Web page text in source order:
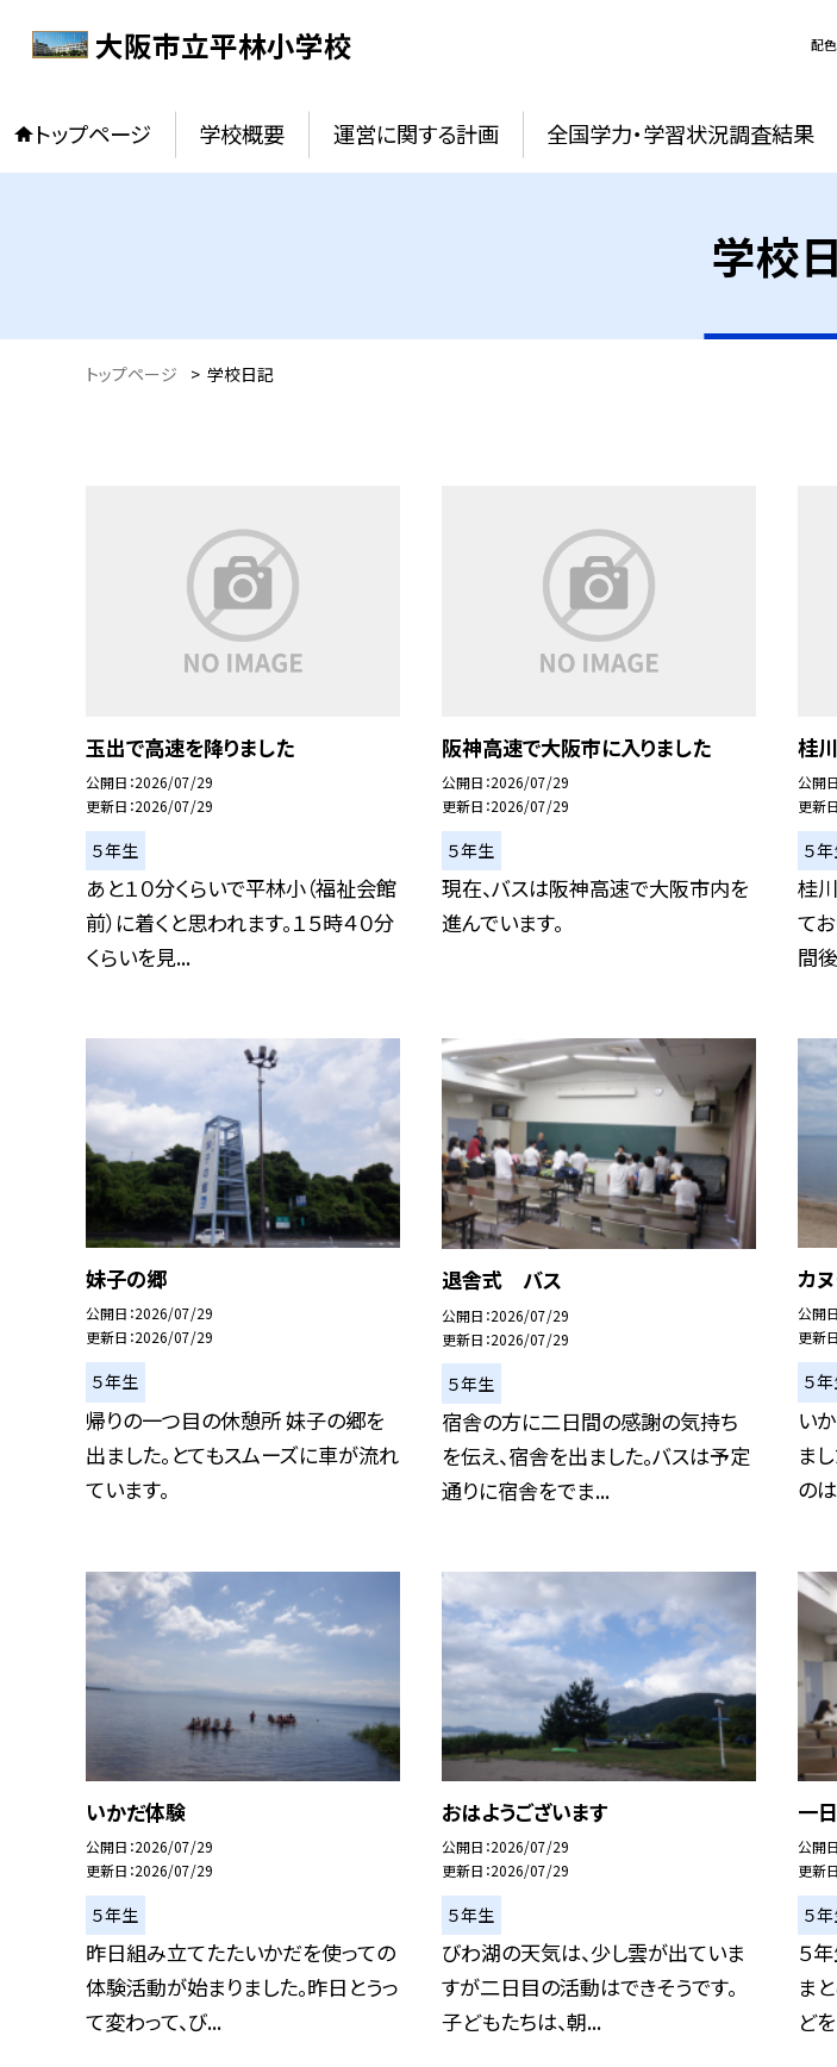
大阪市立平林小学校 配色
トップページ 学校概要 運営に関する計画 全国学力・学習状況調査結果
学校
トップページ > 学校日記
玉出で高速を降りました
公開日 2026/07/29
更新日 2026/07/29
５年生
あと１０分くらいで平林小（福祉会館
前）に着くと思われます。１５時４０分
くらいを見...
阪神高速で大阪市に入りました
公開日 2026/07/29
更新日 2026/07/29
５年生
現在、バスは阪神高速で大阪市内を
進んでいます。
桂
公開日
更新日
５
桂
て
間
妹子の郷
公開日 2026/07/29
更新日 2026/07/29
５年生
帰りの一つ目の休憩所 妹子の郷を
出ました。とてもスムーズに車が流れ
ています。
退舎式 バス
公開日 2026/07/29
更新日 2026/07/29
５年生
宿舎の方に二日間の感謝の気持ち
を伝え、宿舎を出ました。バスは予定
通りに宿舎をでま...
カ
公開日
更新日
５
い
ま
の
いかだ体験
公開日 2026/07/29
更新日 2026/07/29
５年生
昨日組み立てたたいかだを使っての
体験活動が始まりました。昨日とうっ
て変わって、び...
おはようございます
公開日 2026/07/29
更新日 2026/07/29
５年生
びわ湖の天気は、少し雲が出ていま
すが二日目の活動はできそうです。
子どもたちは、朝...
一
公開日
更新日
５
５
ま
ど